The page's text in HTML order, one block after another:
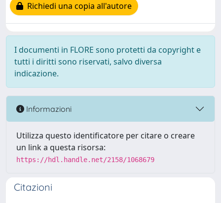
Richiedi una copia all'autore
I documenti in FLORE sono protetti da copyright e
tutti i diritti sono riservati, salvo diversa
indicazione.
Informazioni
Utilizza questo identificatore per citare o creare
un link a questa risorsa:
https://hdl.handle.net/2158/1068679
Citazioni